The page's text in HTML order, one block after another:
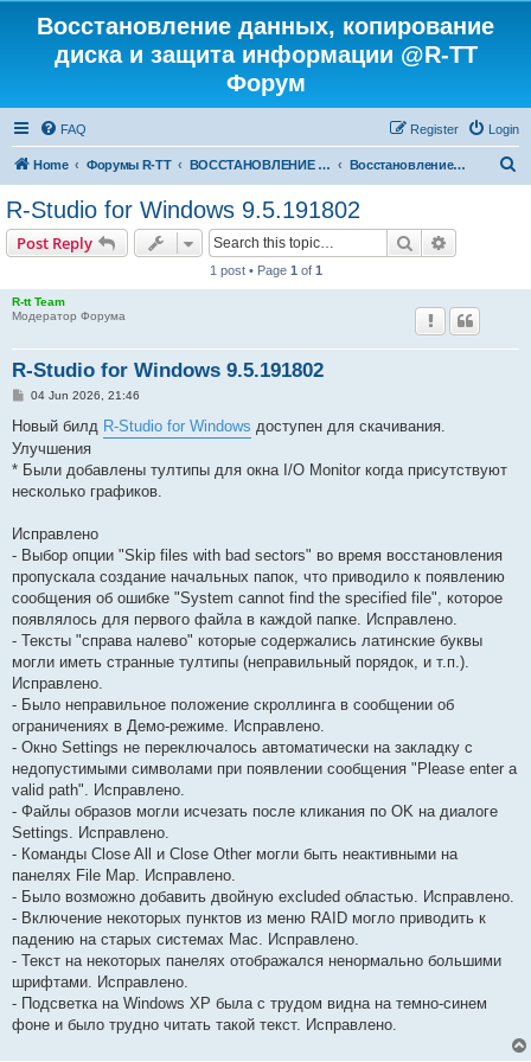
Восстановление данных, копирование
диска и защита информации @R-TT
Форум
FAQ Login
Register
Home Форумы R-TT ВОССТАНОВЛЕНИЕ ДАННЫХ И УДАЛЕННЫХ ФАЙЛОВ Восстановление данных
R-Studio for Windows 9.5.191802
Post Reply Search
1 post • Page 1 of 1
R-tt Team
Модератор Форума
R-Studio for Windows 9.5.191802
P
s
04 Jun 2026, 21:46
Новый билд R-Studio for Windows доступен для скачивания.
Улучшения
* Были добавлены тултипы для окна I/O Monitor когда присутствуют
несколько графиков.
Исправлено
- Выбор опции "Skip files with bad sectors" во время восстановления
пропускала создание начальных папок, что приводило к появлению
сообщения об ошибке "System cannot find the specified file", которое
появлялось для первого файла в каждой папке. Исправлено.
- Тексты "справа налево" которые содержались латинские буквы
могли иметь странные тултипы (неправильный порядок, и т.п.).
Исправлено.
- Было неправильное положение скроллинга в сообщении об
ограничениях в Демо-режиме. Исправлено.
- Окно Settings не переключалось автоматически на закладку с
недопустимыми символами при появлении сообщения "Please enter a
valid path". Исправлено.
- Файлы образов могли исчезать после кликания по OK на диалоге
Settings. Исправлено.
- Команды Close All и Close Other могли быть неактивными на
панелях File Map. Исправлено.
- Было возможно добавить двойную excluded областью. Исправлено.
- Включение некоторых пунктов из меню RAID могло приводить к
падению на старых системах Mac. Исправлено.
- Текст на некоторых панелях отображался ненормально большими
шрифтами. Исправлено.
- Подсветка на Windows XP была с трудом видна на темно-синем
фоне и было трудно читать такой текст. Исправлено.